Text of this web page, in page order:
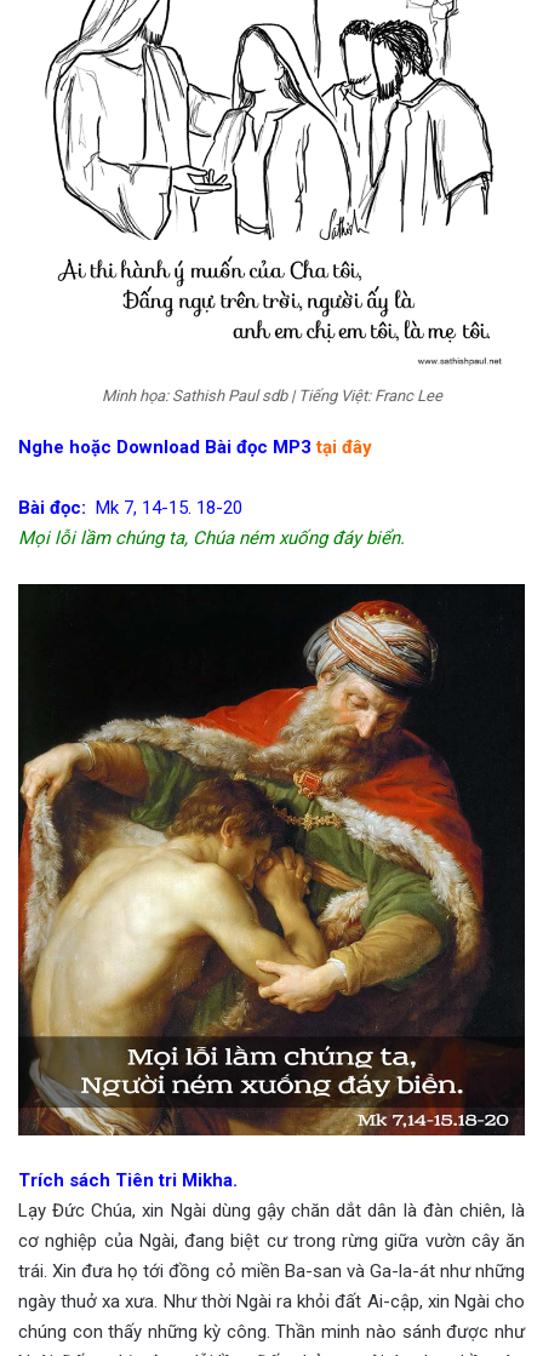
Minh họa: Sathish Paul sdb | Tiếng Việt: Franc Lee
Nghe hoặc Download Bài đọc MP3tại đây
Bài đọc: Mk 7, 14-15. 18-20
Mọi lỗi lầm chúng ta, Chúa ném xuống đáy biển.
Trích sách Tiên tri Mikha.
Lạy Đức Chúa, xin Ngài dùng gậy chăn dắt dân là đàn chiên, là
cơ nghiệp của Ngài, đang biệt cư trong rừng giữa vườn cây ăn
trái. Xin đưa họ tới đồng cỏ miền Ba-san và Ga-la-át như những
ngày thuở xa xưa. Như thời Ngài ra khỏi đất Ai-cập, xin Ngài cho
chúng con thấy những kỳ công. Thần minh nào sánh được như